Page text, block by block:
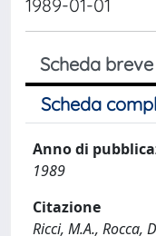
1989-01-01
Scheda breve
Scheda
Anno di
1989
Citazione
Ricci, M.A., Rocca,